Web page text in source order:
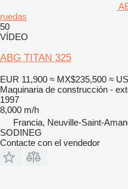
ruedas
50
VÍDEO
ABG TITAN 325
EUR 11,900 ≈ MX$235,500 ≈
Maquinaria de construcción -
1997
8,000 m/h
Francia, Neuville-Saint-
SODINEG
Contacte con el vendedor